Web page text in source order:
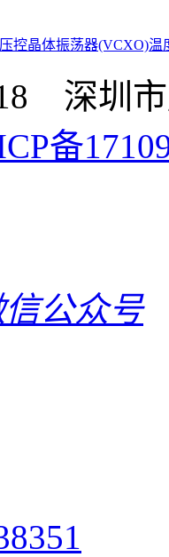
压控晶体振荡器(VCXO)温
深圳
备
信公众号